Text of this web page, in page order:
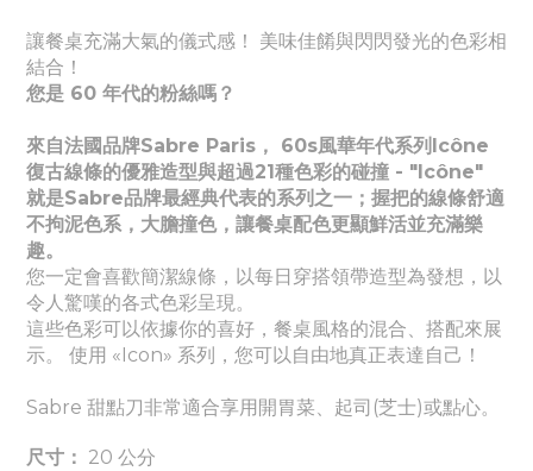
讓餐桌充滿大氣的儀式感！ 美味佳餚與閃閃發光的色彩相
結合！
您是 60 年代的粉絲嗎？
來自法國品牌Sabre Paris， 60s風華年代系列Icône
復古線條的優雅造型與超過21種色彩的碰撞 - "Icône"
就是Sabre品牌最經典代表的系列之一；握把的線條舒適
不拘泥色系，大膽撞色，讓餐桌配色更顯鮮活並充滿樂
趣。
您一定會喜歡簡潔線條，以每日穿搭領帶造型為發想，以
令人驚嘆的各式色彩呈現。
這些色彩可以依據你的喜好，餐桌風格的混合、搭配來展
示。 使用 «Icon» 系列，您可以自由地真正表達自己！
Sabre 甜點刀非常適合享用開胃菜、起司(芝士)或點心。
尺寸： 20 公分